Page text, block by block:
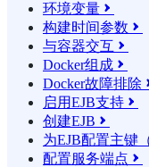
环境变量 
构建时间参数 
与容器交互 
Docker组成 
Docker故障排除
启用EJB支持 
创建EJB 
为EJB配置主键
配置服务端点 